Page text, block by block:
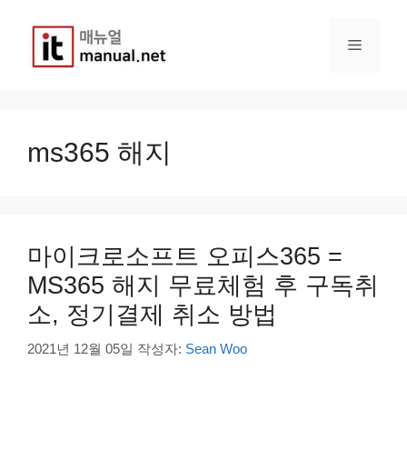
메
ms365 해지
마이크로소프트 오피스365 =
MS365 해지 무료체험 후 구독취
소, 정기결제 취소 방법
2021년 12월 05일 작성자: Sean Woo